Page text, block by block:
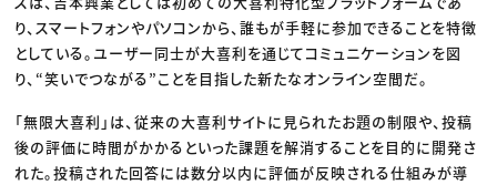
り、スマートフォンやパソコンから、誰もが手軽に参加できることを特徴
としている。ユーザー同士が大喜利を通じてコミュニケーションを図
り、“笑いでつながる”ことを目指した新たなオンライン空間だ。
「無限大喜利」は、従来の大喜利サイトに見られたお題の制限や、投稿
後の評価に時間がかかるといった課題を解消することを目的に開発さ
れた。投稿された回答には数分以内に評価が反映される仕組みが導